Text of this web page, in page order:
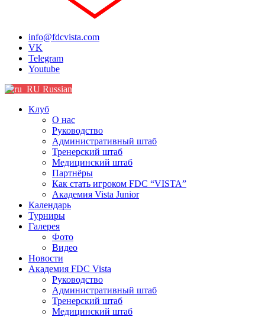
info@fdcvista.com
VK
Telegram
Youtube
Russian
Клуб
О нас
Руководство
Административный штаб
Тренерский штаб
Медицинский штаб
Партнёры
Как стать игроком FDC “VISTA”
Академия Vista Junior
Календарь
Турниры
Галерея
Фото
Видео
Новости
Академия FDC Vista
Руководство
Административный штаб
Тренерский штаб
Медицинский штаб